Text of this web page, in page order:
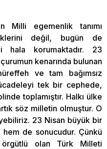
Milli egemenlik tanımı
değil, bugün de
hala korumaktadır. 23
kenarında bulunan
ve tam bağımsız
tek bir cephede,
toplamıştır. Halkı ülke
söz milletin olmuştur. O
23 Nisan büyük bir
hem de sonucudur. Çünkü
örgütlü olan Türk Milleti